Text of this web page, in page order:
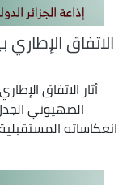
الاتفاق
أثار الاتفاق
الصهيوني
انعكاساته